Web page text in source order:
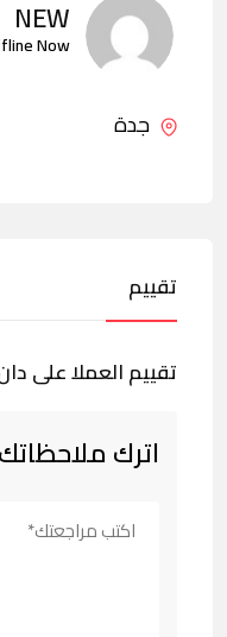
NEW
Now
جدة
تقييم
تقييم العملا على
اترك